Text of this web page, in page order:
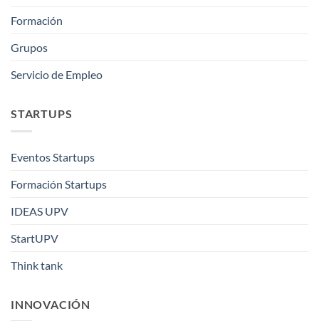
Formación
Grupos
Servicio de Empleo
STARTUPS
Eventos Startups
Formación Startups
IDEAS UPV
StartUPV
Think tank
INNOVACIÓN